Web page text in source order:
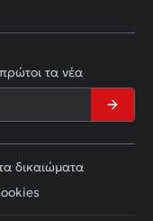
τα νέα
δικαιώματα